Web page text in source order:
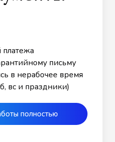
платежа
письму
в нерабочее время
вс и праздники)
полностью